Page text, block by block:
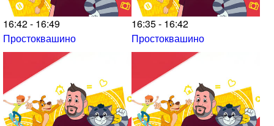
16:42 - 16:49
Простоквашино
16:35 - 16:42
Простоквашино